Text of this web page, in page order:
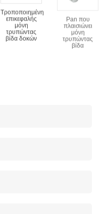
Τροποποιημένη
επικεφαλής
μόνη
τρυπώντας
βίδα δοκών
μόνη
τρυπώντας
βίδα